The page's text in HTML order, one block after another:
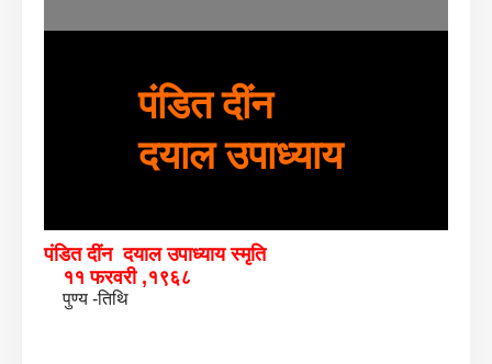
पंडित दींन
दयाल उपाध्याय
पंडित दींन दयाल उपाध्याय स्मृति
११ फरवरी ,१९६८
पुण्य -तिथि